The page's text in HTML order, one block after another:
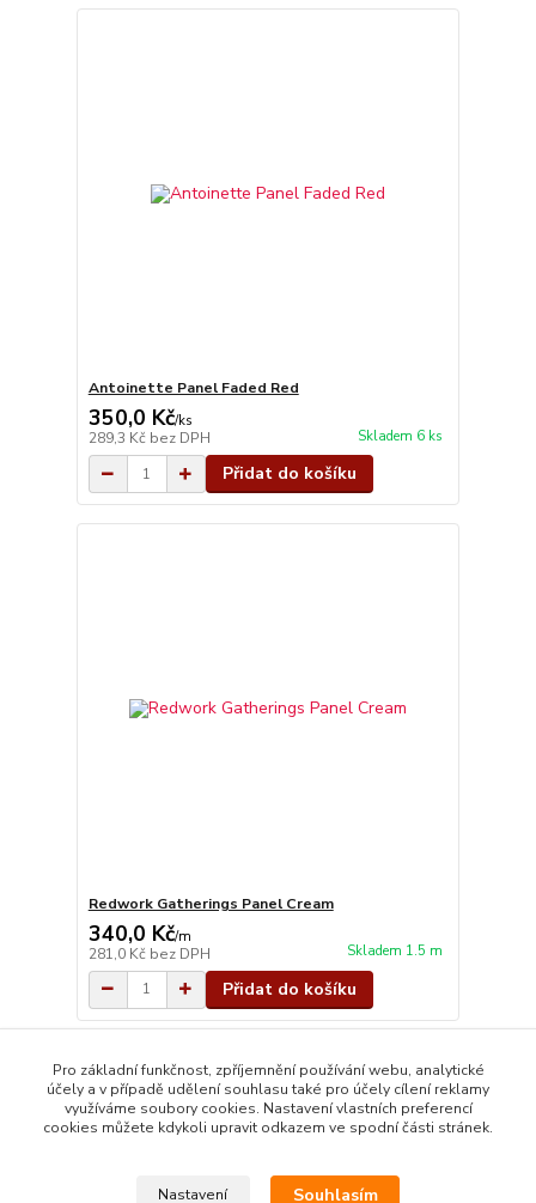
Antoinette Panel Faded Red
350,0 Kč/ks
289,3 Kč bez DPH Skladem 6 ks
Přidat do košíku
Redwork Gatherings Panel Cream
340,0 Kč/m
281,0 Kč bez DPH Skladem 1.5 m
Přidat do košíku
strana z 1
Pro základní funkčnost, zpříjemnění používání webu, analytické
účely a v případě udělení souhlasu také pro účely cílení reklamy
využíváme soubory cookies. Nastavení vlastních preferencí
cookies můžete kdykoli upravit odkazem ve spodní části stránek.
Nastavení Souhlasím